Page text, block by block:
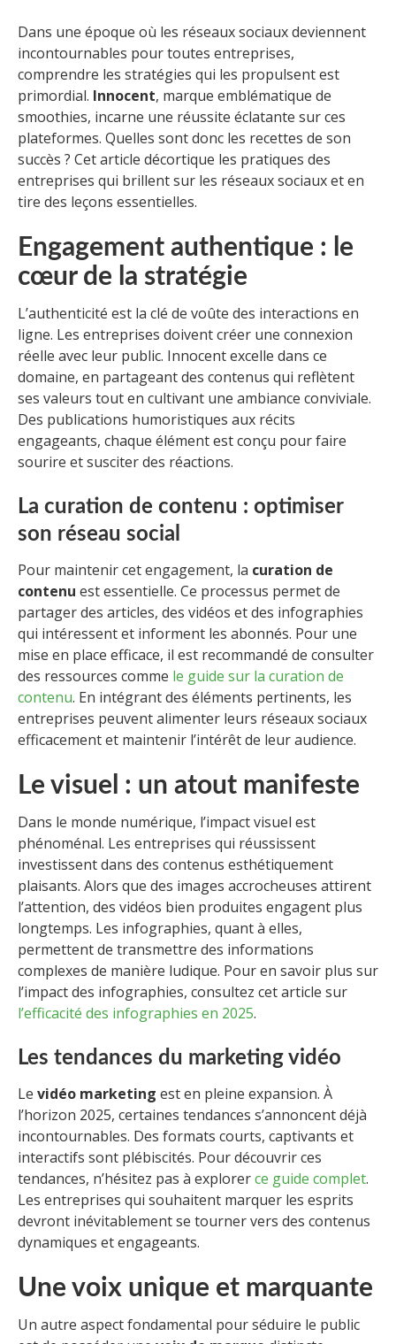
Dans une époque où les réseaux sociaux deviennent
incontournables pour toutes entreprises,
comprendre les stratégies qui les propulsent est
primordial. Innocent, marque emblématique de
smoothies, incarne une réussite éclatante sur ces
plateformes. Quelles sont donc les recettes de son
succès ? Cet article décortique les pratiques des
entreprises qui brillent sur les réseaux sociaux et en
tire des leçons essentielles.
Engagement authentique : le
cœur de la stratégie
L’authenticité est la clé de voûte des interactions en
ligne. Les entreprises doivent créer une connexion
réelle avec leur public. Innocent excelle dans ce
domaine, en partageant des contenus qui reflètent
ses valeurs tout en cultivant une ambiance conviviale.
Des publications humoristiques aux récits
engageants, chaque élément est conçu pour faire
sourire et susciter des réactions.
La curation de contenu : optimiser
son réseau social
Pour maintenir cet engagement, la curation de
contenu est essentielle. Ce processus permet de
partager des articles, des vidéos et des infographies
qui intéressent et informent les abonnés. Pour une
mise en place efficace, il est recommandé de consulter
des ressources comme le guide sur la curation de
contenu. En intégrant des éléments pertinents, les
entreprises peuvent alimenter leurs réseaux sociaux
efficacement et maintenir l’intérêt de leur audience.
Le visuel : un atout manifeste
Dans le monde numérique, l’impact visuel est
phénoménal. Les entreprises qui réussissent
investissent dans des contenus esthétiquement
plaisants. Alors que des images accrocheuses attirent
l’attention, des vidéos bien produites engagent plus
longtemps. Les infographies, quant à elles,
permettent de transmettre des informations
complexes de manière ludique. Pour en savoir plus sur
l’impact des infographies, consultez cet article sur
l’efficacité des infographies en 2025.
Les tendances du marketing vidéo
Le vidéo marketing est en pleine expansion. À
l’horizon 2025, certaines tendances s’annoncent déjà
incontournables. Des formats courts, captivants et
interactifs sont plébiscités. Pour découvrir ces
tendances, n’hésitez pas à explorerce guide complet.
Les entreprises qui souhaitent marquer les esprits
devront inévitablement se tourner vers des contenus
dynamiques et engageants.
Une voix unique et marquante
Un autre aspect fondamental pour séduire le public